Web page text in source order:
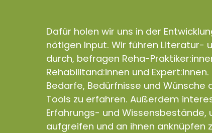
Dafür holen wir uns in der
nötigen Input. Wir führen Literatur-
durch, befragen Reha-
Rehabilitand:innen und
Bedarfe, Bedürfnisse und Wünsche
Tools zu erfahren. Außerdem
Erfahrungs- und
aufgreifen und an ihnen anknüpfen